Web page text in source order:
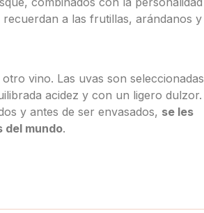
a las frutillas, arándanos y
vino. Las uvas son seleccionadas
acidez y con un ligero dulzor.
y antes de ser envasados, se les
mundo.